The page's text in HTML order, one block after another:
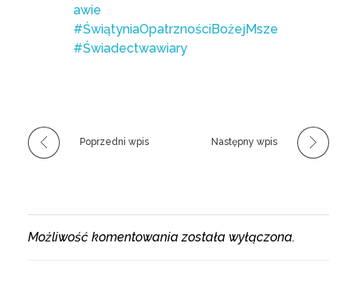
awie
#ŚwiątyniaOpatrznościBożejMsze
#Świadectwawiary
Poprzedni wpis Następny wpis
Możliwość komentowania została wyłączona.